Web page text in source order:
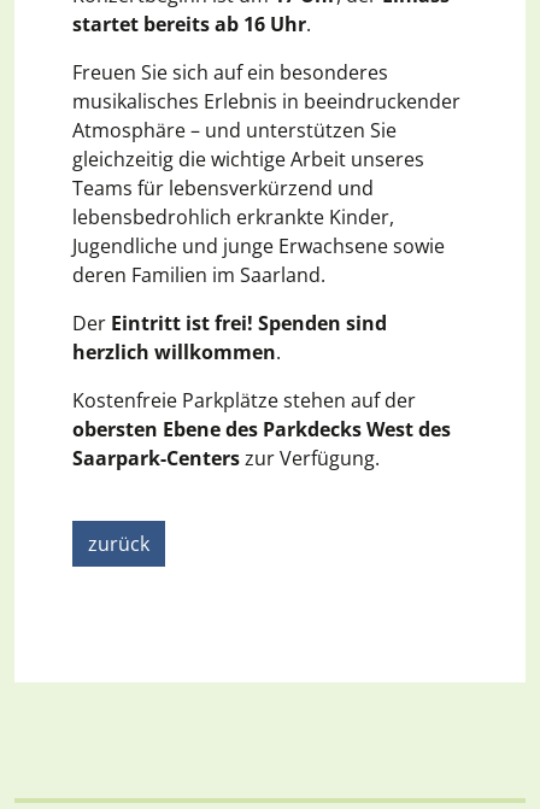
startet bereits ab 16 Uhr.
Freuen Sie sich auf ein besonderes
musikalisches Erlebnis in beeindruckender
Atmosphäre – und unterstützen Sie
gleichzeitig die wichtige Arbeit unseres
Teams für lebensverkürzend und
lebensbedrohlich erkrankte Kinder,
Jugendliche und junge Erwachsene sowie
deren Familien im Saarland.
Der Eintritt ist frei! Spenden sind
herzlich willkommen.
Kostenfreie Parkplätze stehen auf der
obersten Ebene des Parkdecks West des
Saarpark-Centerszur Verfügung.
zurück